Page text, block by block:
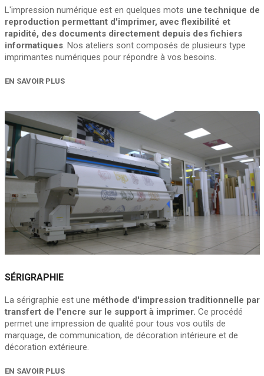
L'impression numérique est en quelques mots une technique de
reproduction permettant d'imprimer, avec flexibilité et
rapidité, des documents directement depuis des fichiers
informatiques. Nos ateliers sont composés de plusieurs type
imprimantes numériques pour répondre à vos besoins.
EN SAVOIR PLUS
SÉRIGRAPHIE
La sérigraphie est une méthode d'impression traditionnelle par
transfert de l'encre sur le support à imprimer. Ce procédé
permet une impression de qualité pour tous vos outils de
marquage, de communication, de décoration intérieure et de
décoration extérieure.
EN SAVOIR PLUS